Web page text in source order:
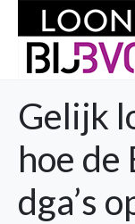
Gelijk
hoe
dga’s